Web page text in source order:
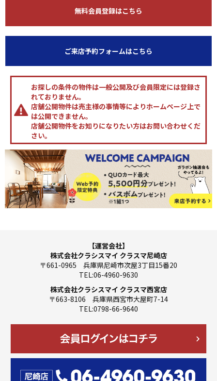
無料会員登録はこちら
ご来店予約フォームはこちら
お探しの条件の物件は一般公開及び会員限定には登録さ
れておりません。
店舗公開物件は売主様の事情等によりホームページ上で
は公開できません。
店舗公開物件をお知りになりたい方はお問い合わせくだ
さい。
【運営会社】
株式会社クラシスマイ クラスマ尼崎店
〒661-0965 兵庫県尼崎市次屋3丁目15番20
TEL:06-4960-9630
株式会社クラシスマイ クラスマ西宮店
〒663-8106 兵庫県西宮市大屋町7-14
TEL:0798-66-9640